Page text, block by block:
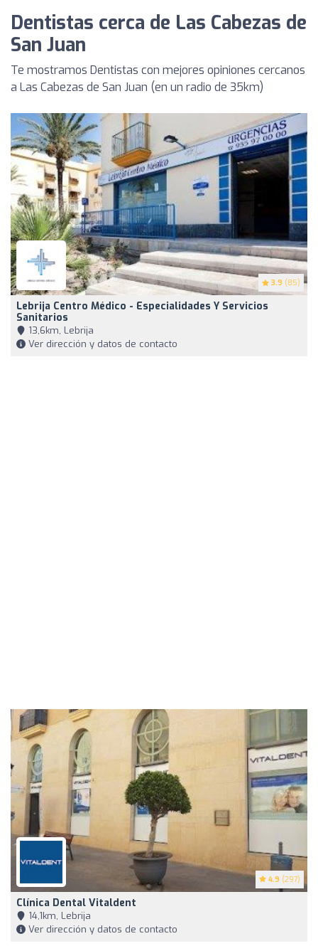
Dentistas cerca de Las Cabezas de
San Juan
Te mostramos Dentistas con mejores opiniones cercanos
a Las Cabezas de San Juan (en un radio de 35km)
3.9 (85)
Lebrija Centro Médico - Especialidades Y Servicios
Sanitarios
13,6km, Lebrija
Ver dirección y datos de contacto
4.9 (297)
Clínica Dental Vitaldent
14,1km, Lebrija
Ver dirección y datos de contacto